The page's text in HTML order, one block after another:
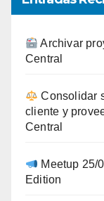
Archivar
Central
Consolidar
cliente y
Central
Meetup 25/
Edition